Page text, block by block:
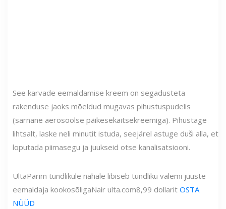
See karvade eemaldamise kreem on segadusteta
rakenduse jaoks mõeldud mugavas pihustuspudelis
(sarnane aerosoolse päikesekaitsekreemiga). Pihustage
lihtsalt, laske neli minutit istuda, seejärel astuge duši alla, et
loputada piimasegu ja juukseid otse kanalisatsiooni.
UltaParim tundlikule nahale libiseb tundliku valemi juuste
eemaldaja kookosõligaNair ulta.com8,99 dollarit OSTA
NÜÜD